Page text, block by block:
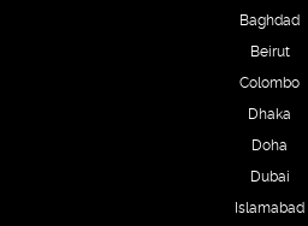
Baghdad
Beirut
Colombo
Dhaka
Doha
Dubai
Islamabad